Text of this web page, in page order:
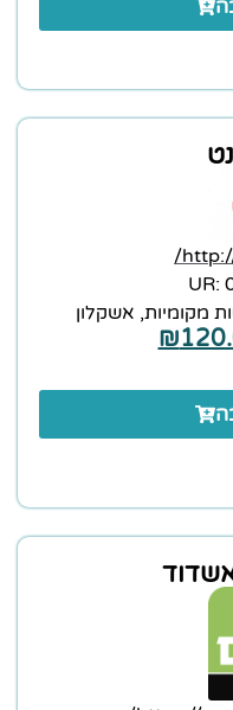
מקומיות, אשקלון
₪